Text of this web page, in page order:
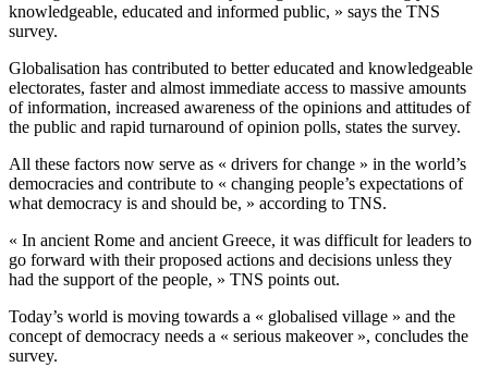
knowledgeable, educated and informed public, » says the TNS
survey.
Globalisation has contributed to better educated and knowledgeable
electorates, faster and almost immediate access to massive amounts
of information, increased awareness of the opinions and attitudes of
the public and rapid turnaround of opinion polls, states the survey.
All these factors now serve as « drivers for change » in the world’s
democracies and contribute to « changing people’s expectations of
what democracy is and should be, » according to TNS.
« In ancient Rome and ancient Greece, it was difficult for leaders to
go forward with their proposed actions and decisions unless they
had the support of the people, » TNS points out.
Today’s world is moving towards a « globalised village » and the
concept of democracy needs a « serious makeover », concludes the
survey.